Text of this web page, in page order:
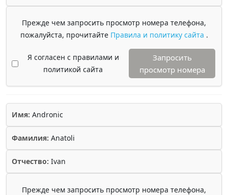
Прежде чем запросить просмотр номера телефона,
пожалуйста, прочитайте Правила и политику сайта .
Я согласен с правилами и
политикой сайта
Запросить
просмотр номера
Имя: Andronic
Фамилия: Anatoli
Отчество: Ivan
Прежде чем запросить просмотр номера телефона,